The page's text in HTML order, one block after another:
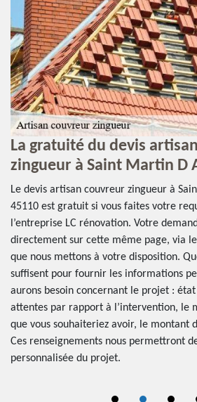
La gratuité du devis
zingueur à Saint Martin D
Le devis artisan couvreur zingueur à
45110 est gratuit si vous faites votre
l’entreprise LC rénovation. Votre
directement sur cette même page, via
que nous mettons à votre disposition.
suffisent pour fournir les informations
aurons besoin concernant le projet :
attentes par rapport à l’intervention, le
que vous souhaiteriez avoir, le montant
Ces renseignements nous permettront
personnalisée du projet.